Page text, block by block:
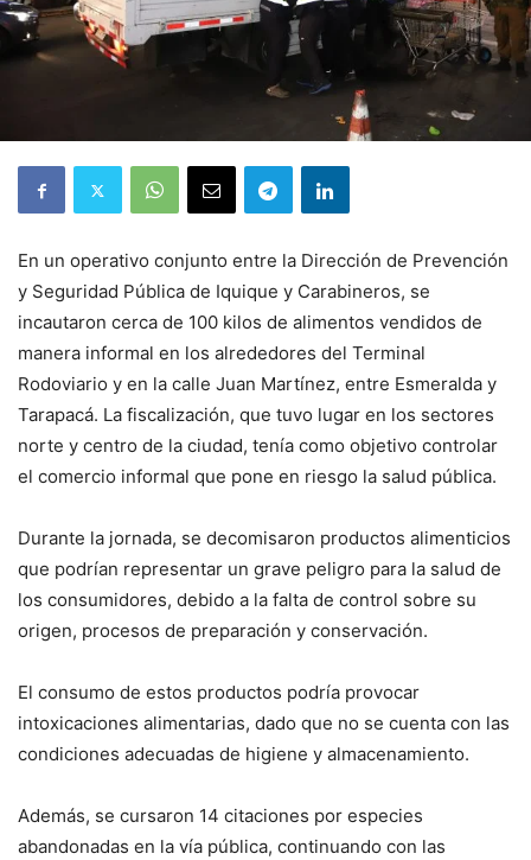
En un operativo conjunto entre la Dirección de Prevención
y Seguridad Pública de Iquique y Carabineros, se
incautaron cerca de 100 kilos de alimentos vendidos de
manera informal en los alrededores del Terminal
Rodoviario y en la calle Juan Martínez, entre Esmeralda y
Tarapacá. La fiscalización, que tuvo lugar en los sectores
norte y centro de la ciudad, tenía como objetivo controlar
el comercio informal que pone en riesgo la salud pública.
Durante la jornada, se decomisaron productos alimenticios
que podrían representar un grave peligro para la salud de
los consumidores, debido a la falta de control sobre su
origen, procesos de preparación y conservación.
El consumo de estos productos podría provocar
intoxicaciones alimentarias, dado que no se cuenta con las
condiciones adecuadas de higiene y almacenamiento.
Además, se cursaron 14 citaciones por especies
abandonadas en la vía pública, continuando con las